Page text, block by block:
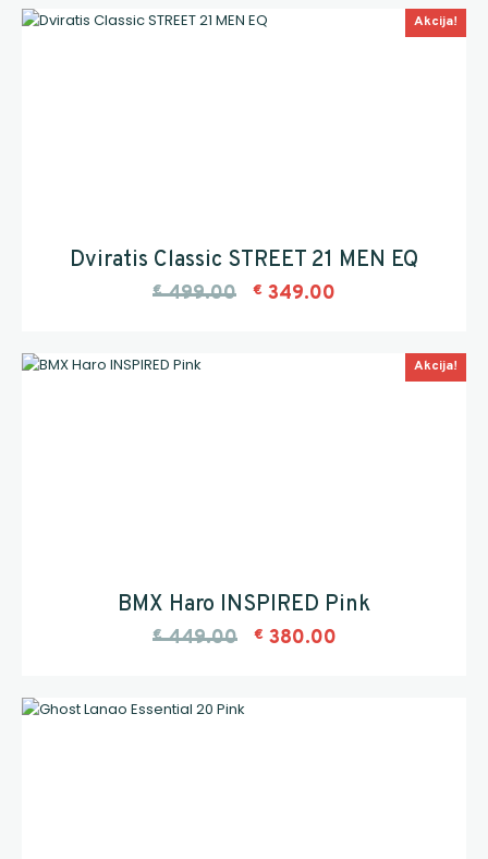
Akcija!
Dviratis Classic STREET 21 MEN EQ
€ 499.00 € 349.00
Akcija!
BMX Haro INSPIRED Pink
€ 449.00 € 380.00